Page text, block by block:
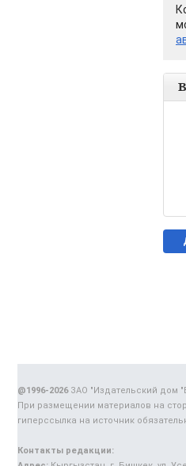

@1996-2026ЗАО "Издательский дом
При размещении материалов на
гиперссылка на источник
Контакты редакции: